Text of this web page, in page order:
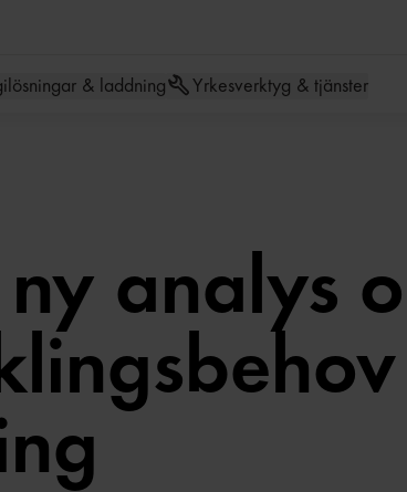
& laddning Yrkesverktyg & tjänster
analys